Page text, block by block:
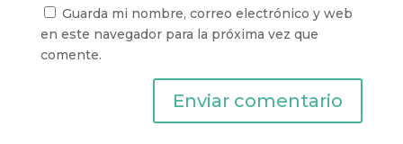
Guarda mi nombre, correo electrónico y web
en este navegador para la próxima vez que
comente.